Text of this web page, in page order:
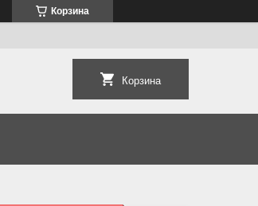
Корзина
Корзина